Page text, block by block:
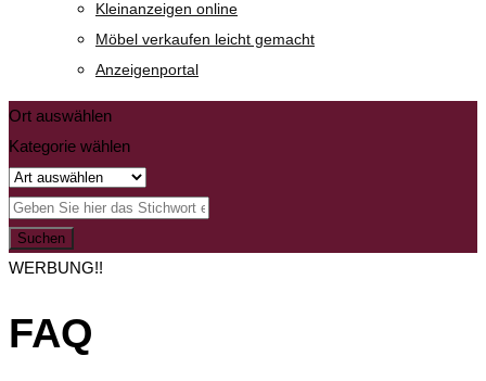
Kleinanzeigen online
Möbel verkaufen leicht gemacht
Anzeigenportal
Ort auswählen
Kategorie wählen
Suchen
WERBUNG!!
FAQ